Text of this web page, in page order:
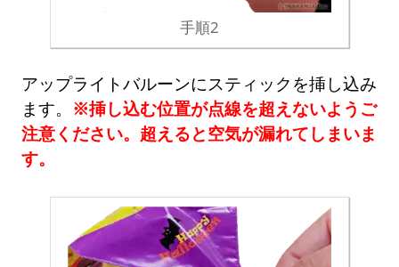
手順2
アップライトバルーンにスティックを挿し込み
ます。 ※挿し込む位置が点線を超えないようご
注意ください。超えると空気が漏れてしまいま
す。